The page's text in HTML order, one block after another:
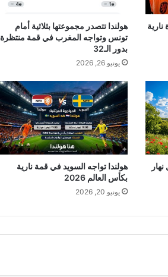
نارية
هولندا تتصدر مجموعتها بثلاثية أمام
تونس وتواجه المغرب في قمة منتظرة
بدور الـ32
يونيو 26, 2026
أطول نهار
هولندا تواجه السويد في قمة نارية
بكأس العالم 2026
يونيو 20, 2026